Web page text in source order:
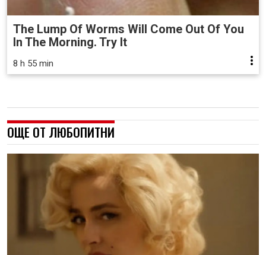
The Lump Of Worms Will Come Out Of You
In The Morning. Try It
8 h 55 min
ОЩЕ ОТ ЛЮБОПИТНИ